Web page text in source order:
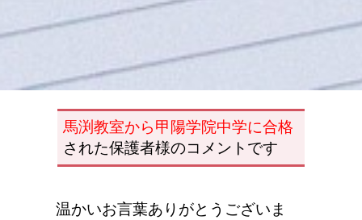
馬渕教室から甲陽学院中学に合格
された保護者様のコメントです
温かいお言葉ありがとうございま